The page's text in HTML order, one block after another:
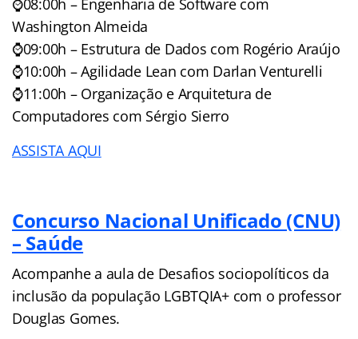
⌚08:00h – Engenharia de Software com
Washington Almeida
⌚09:00h – Estrutura de Dados com Rogério Araújo
⌚10:00h – Agilidade Lean com Darlan Venturelli
⌚11:00h – Organização e Arquitetura de
Computadores com Sérgio Sierro
ASSISTA AQUI
Concurso Nacional Unificado (CNU)
– Saúde
Acompanhe a aula de Desafios sociopolíticos da
inclusão da população LGBTQIA+ com o professor
Douglas Gomes.